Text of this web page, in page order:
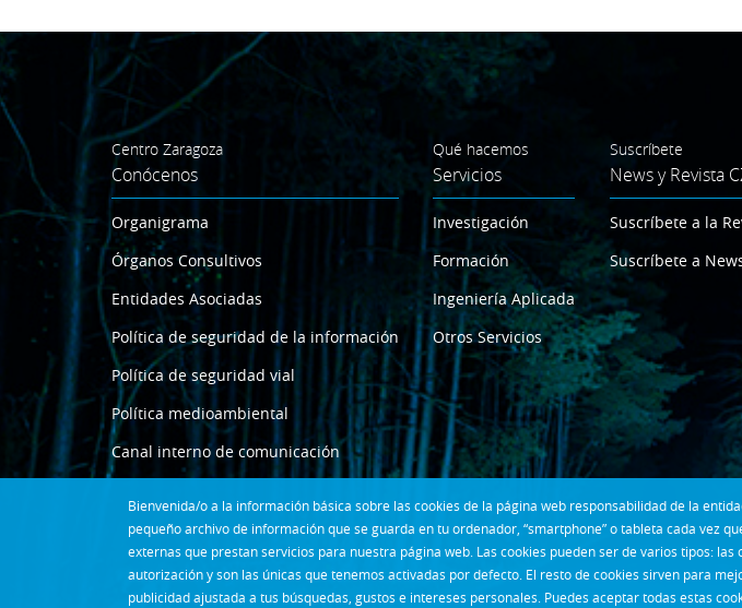
Bienvenida/o a la información básica sobre las cookies de la página web responsabilidad de la
pequeño archivo de información que se guarda en tu ordenador, “smartphone” o tableta cada vez
externas que prestan servicios para nuestra página web. Las cookies pueden ser de varios tipos:
autorización y son las únicas que tenemos activadas por defecto. El resto de cookies sirven para
publicidad ajustada a tus búsquedas, gustos e intereses personales. Puedes aceptar todas estas
Centro Zaragoza
Conócenos
Organigrama
Órganos Consultivos
Entidades Asociadas
Política de seguridad de la información
Política de seguridad vial
Política medioambiental
Canal interno de comunicación
Qué hacemos
Servicios
Investigación
Formación
Ingeniería Aplicada
Otros Servicios
Suscríbete
News y Revista
Suscríbete a la
Suscríbete a